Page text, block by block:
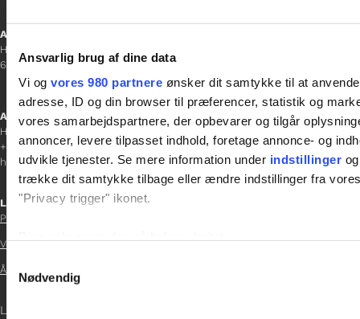
Ansvarlig brug af dine data
Vi og vores 980 partnere ønsker dit samtykke til at
adresse, ID og din browser til præferencer, statistik og
vores samarbejdspartnere, der opbevarer og tilgår
annoncer, levere tilpasset indhold, foretage annonce- og
udvikle tjenester. Se mere information under indstillinger
trække dit samtykke tilbage eller ændre indstillinger fra
"Privacy trigger" ikonet.
Vi bruger cookies til at tilpasse vores indhold og annoncer,
Nødvendig
Aabenraa
H P Hanssens Gade 23, 2.
6200 Aabenraa
Afdelingschef
Helene Teichert
+45 29 37 32 41
helene.t@gladfonden.dk
Links
Persondatapolitik
Vedtægter
Årsrapport 2021
LOG IND